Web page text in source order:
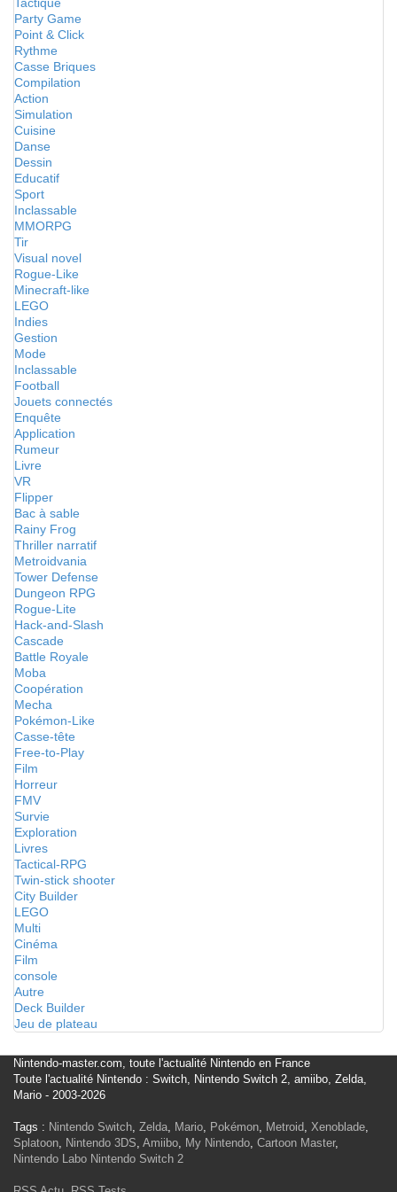
Party Game
Point & Click
Rythme
Casse Briques
Compilation
Action
Simulation
Cuisine
Danse
Dessin
Educatif
Sport
Inclassable
MMORPG
Tir
Visual novel
Rogue-Like
Minecraft-like
LEGO
Indies
Gestion
Mode
Inclassable
Football
Jouets connectés
Enquête
Application
Rumeur
Livre
VR
Flipper
Bac à sable
Rainy Frog
Thriller narratif
Metroidvania
Tower Defense
Dungeon RPG
Rogue-Lite
Hack-and-Slash
Cascade
Battle Royale
Moba
Coopération
Mecha
Pokémon-Like
Casse-tête
Free-to-Play
Film
Horreur
FMV
Survie
Exploration
Livres
Tactical-RPG
Twin-stick shooter
City Builder
LEGO
Multi
Cinéma
Film
console
Autre
Deck Builder
Jeu de plateau
Nintendo-master.com, toute l'actualité Nintendo en France
Toute l'actualité Nintendo : Switch, Nintendo Switch 2, amiibo, Zelda,
Mario - 2003-2026
Tags : Nintendo Switch, Zelda, Mario, Pokémon, Metroid, Xenoblade,
Splatoon, Nintendo 3DS, Amiibo, My Nintendo, Cartoon Master,
Nintendo Labo Nintendo Switch 2